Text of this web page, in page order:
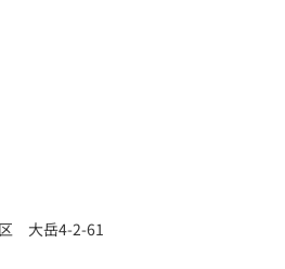
大岳4-2-61